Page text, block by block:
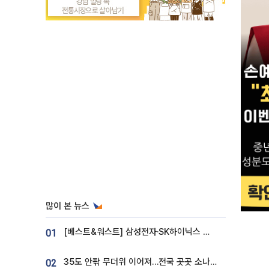
많이 본 뉴스
01 [베스트&워스트] 삼성전자·SK하이닉스 밀린 한 주…상상인증권은 85% 급등
02 35도 안팎 무더위 이어져…전국 곳곳 소나기 [오늘 날씨]